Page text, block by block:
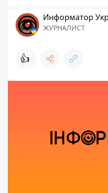
Информатор
ЖУРНАЛИСТ
👍